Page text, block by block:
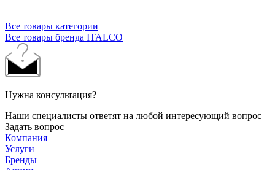
Все товары категории
Все товары бренда ITALCO
Нужна консультация?
Наши специалисты ответят на любой интересующий вопрос
Задать вопрос
Компания
Услуги
Бренды